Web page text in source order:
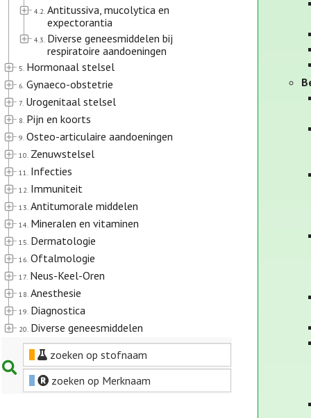
4.2. Antitussiva, mucolytica en
expectorantia
4.3. Diverse geneesmiddelen bij
respiratoire aandoeningen
5. Hormonaal stelsel
6. Gynaeco-obstetrie
7. Urogenitaal stelsel
8. Pijn en koorts
9. Osteo-articulaire aandoeningen
10. Zenuwstelsel
11. Infecties
12. Immuniteit
13. Antitumorale middelen
14. Mineralen en vitaminen
15. Dermatologie
16. Oftalmologie
17. Neus-Keel-Oren
18. Anesthesie
19. Diagnostica
20. Diverse geneesmiddelen
zoeken op stofnaam
zoeken op Merknaam